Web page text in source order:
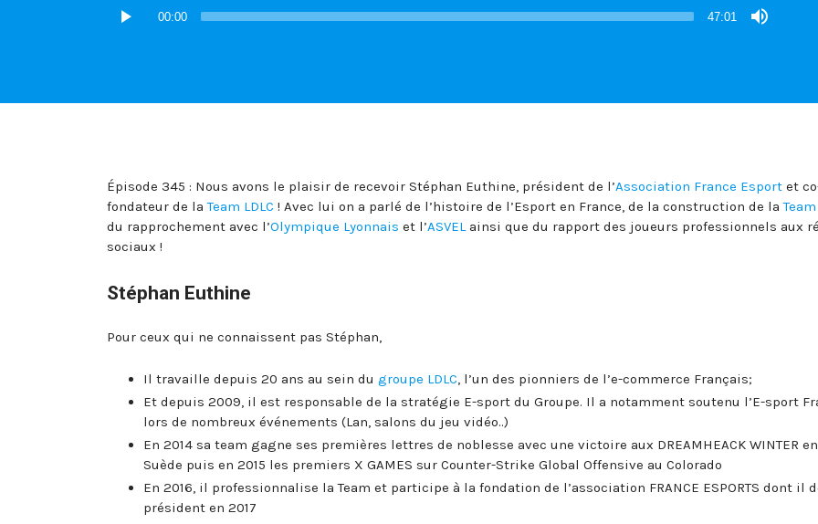
Lecteur
audio
00:00 47:01
Épisode 345 : Nous avons le plaisir de recevoir Stéphan Euthine, président de l’Association France Esport et
fondateur de laTeam LDLC ! Avec lui on a parlé de l’histoire de l’Esport en France, de la construction de laTeam
du rapprochement avec l’Olympique Lyonnais et l’ASVELainsi que du rapport des joueurs professionnels aux
sociaux !
Stéphan Euthine
Pour ceux qui ne connaissent pas Stéphan,
Il travaille depuis 20 ans au sein du groupe LDLC, l’un des pionniers de l’e-commerce Français;
Et depuis 2009, il est responsable de la stratégie E-sport du Groupe. Il a notamment soutenu l’E-sport
lors de nombreux événements (Lan, salons du jeu vidéo..)
En 2014 sa team gagne ses premières lettres de noblesse avec une victoire aux DREAMHEACK WINTER en
Suède puis en 2015 les premiers X GAMES sur Counter-Strike Global Offensive au Colorado
En 2016, il professionnalise la Team et participe à la fondation de l’association FRANCE ESPORTS dont il
président en 2017